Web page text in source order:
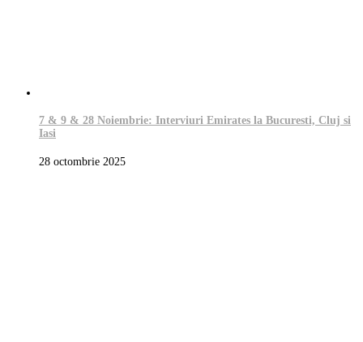
7 & 9 & 28 Noiembrie: Interviuri Emirates la Bucuresti, Cluj si
Iasi
28 octombrie 2025